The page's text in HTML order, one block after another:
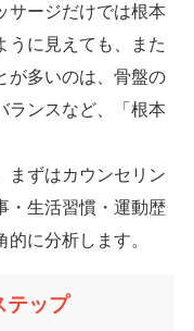
サージだけでは根本
うに見えても、また
が多いのは、骨盤の
ランスなど、「根本
まずはカウンセリン
・生活習慣・運動歴
に分析します。
テップ